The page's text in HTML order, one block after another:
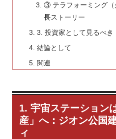
③ テラフォーミング（
長ストーリー
3. 投資家として見るべき
結論として
関連
1. 宇宙ステーション
産」へ：ジオン公国
ィ